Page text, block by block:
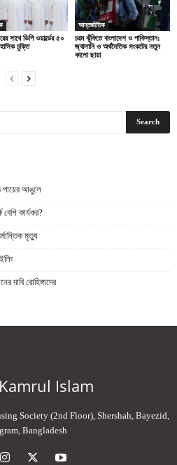
সাথে ডিপি ওয়ার্ল্ডের ৫০
চুক্তি
আন্তর্জাতিক
চরম ঝুঁকিতে বাংলাদেশ ও পাকিস্তান:
জ্বালানি ও অর্থনৈতিক সংকটের নতুন
কালো ছায়া
পায়ের আঙুলে
কার্যকর?
মৃত্যু
দাবি রোহিঙ্গাদের
Islam
Society (2nd Floor), Shershah, Bayezid,
Bangladesh